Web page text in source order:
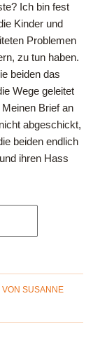
Ich bin fest
Kinder und
Problemen
zu tun haben.
beiden das
Wege geleitet
Brief an
abgeschickt,
beiden endlich
ihren Hass
VON SUSANNE